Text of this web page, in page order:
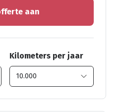
aan
Kilometers per jaar